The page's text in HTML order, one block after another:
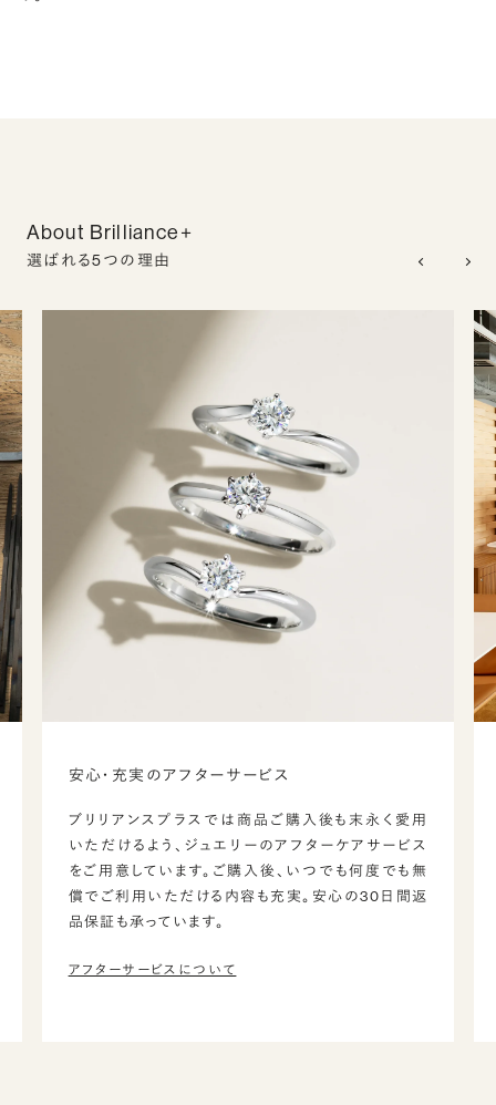
About Brilliance+
選ばれる5つの理由
安心・充実のアフターサービス
ブリリアンスプラスでは商品ご購入後も末永く愛用
いただけるよう、ジュエリーのアフターケアサービス
をご用意しています。ご購入後、いつでも何度でも無
償でご利用いただける内容も充実。安心の30日間返
品保証も承っています。
アフターサービスについて